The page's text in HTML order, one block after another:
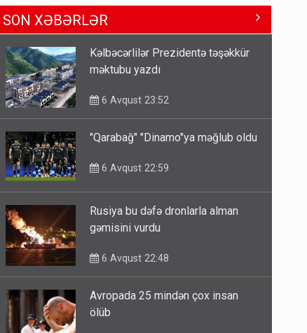
ŞOK! David Seliverstov ölkədən
qaçdı
gedə biləcəksiniz - SİYAHI
iştirakçısı detalları açıqladı
SON XƏBƏRLƏR
Kəlbəcərlilər Prezidentə təşəkkür
məktubu yazdı
6 Avqust 23:52
"Qarabağ" "Dinamo"ya məğlub oldu
6 Avqust 22:59
Rusiya bu dəfə dronlarla alman
gəmisini vurdu
6 Avqust 22:48
Avropada 25 mindən çox insan
ölüb